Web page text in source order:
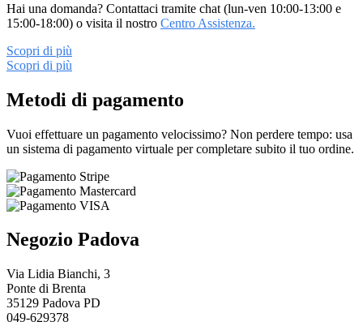
Hai una domanda? Contattaci tramite chat (lun-ven 10:00-13:00 e
15:00-18:00) o visita il nostro Centro Assistenza.
Scopri di più
Scopri di più
Metodi di pagamento
Vuoi effettuare un pagamento velocissimo? Non perdere tempo: usa
un sistema di pagamento virtuale per completare subito il tuo ordine.
Negozio Padova
Via Lidia Bianchi, 3
Ponte di Brenta
35129 Padova PD
049-629378